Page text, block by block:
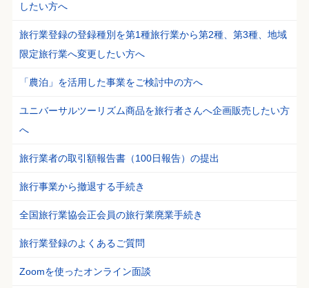
したい方へ
旅行業登録の登録種別を第1種旅行業から第2種、第3種、地域
限定旅行業へ変更したい方へ
「農泊」を活用した事業をご検討中の方へ
ユニバーサルツーリズム商品を旅行者さんへ企画販売したい方
へ
旅行業者の取引額報告書（100日報告）の提出
旅行事業から撤退する手続き
全国旅行業協会正会員の旅行業廃業手続き
旅行業登録のよくあるご質問
Zoomを使ったオンライン面談